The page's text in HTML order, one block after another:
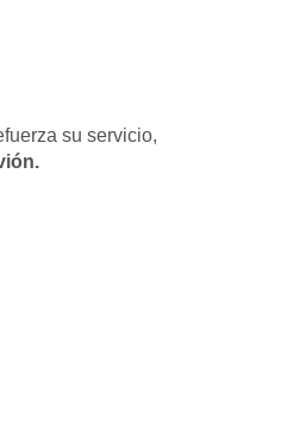
su servicio,